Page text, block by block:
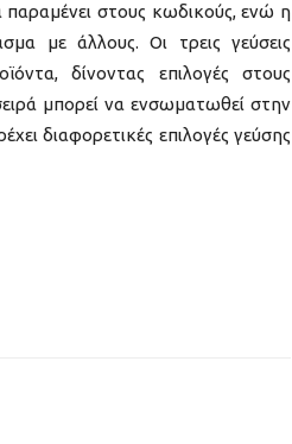
στους κωδικούς, ενώ η
με άλλους. Οι τρεις γεύσεις
δίνοντας επιλογές στους
μπορεί να ενσωματωθεί στην
διαφορετικές επιλογές γεύσης